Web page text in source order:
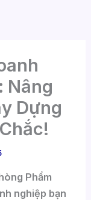
Nâng
Dựng
Phẩm
nghiệp bạn